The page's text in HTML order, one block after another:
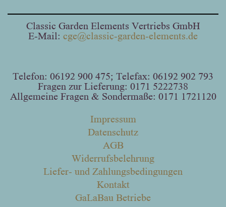
Classic Garden Elements Vertriebs GmbH
E-Mail: cge@classic-garden-elements.de
Telefon: 06192 900 475; Telefax: 06192 902 793
Fragen zur Lieferung: 0171 5222738
Allgemeine Fragen & Sondermaße: 0171 1721120
Impressum
Datenschutz
AGB
Widerrufsbelehrung
Liefer- und Zahlungsbedingungen
Kontakt
GaLaBau Betriebe